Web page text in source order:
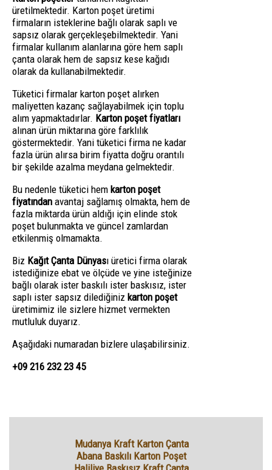
üretilmektedir. Karton poşet üretimi
firmaların isteklerine bağlı olarak saplı ve
sapsız olarak gerçekleşebilmektedir. Yani
firmalar kullanım alanlarına göre hem saplı
çanta olarak hem de sapsız kese kağıdı
olarak da kullanabilmektedir.
Tüketici firmalar karton poşet alırken
maliyetten kazanç sağlayabilmek için toplu
alım yapmaktadırlar. Karton poşet fiyatları
alınan ürün miktarına göre farklılık
göstermektedir. Yani tüketici firma ne kadar
fazla ürün alırsa birim fiyatta doğru orantılı
bir şekilde azalma meydana gelmektedir.
Bu nedenle tüketici hem karton poşet
fiyatından avantaj sağlamış olmakta, hem de
fazla miktarda ürün aldığı için elinde stok
poşet bulunmakta ve güncel zamlardan
etkilenmiş olmamakta.
Biz Kağıt Çanta Dünyası üretici firma olarak
istediğinize ebat ve ölçüde ve yine isteğinize
bağlı olarak ister baskılı ister baskısız, ister
saplı ister sapsız dilediğiniz karton poşet
üretimimiz ile sizlere hizmet vermekten
mutluluk duyarız.
Aşağıdaki numaradan bizlere ulaşabilirsiniz.
+09 216 232 23 45
Mudanya Kraft Karton Çanta
Abana Baskılı Karton Poşet